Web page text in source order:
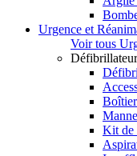
Urgence et
Voir tous
Kit de